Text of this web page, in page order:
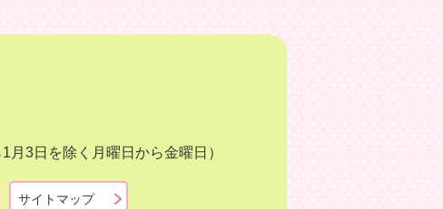
3日を除く月曜日から金曜日）
サイトマップ